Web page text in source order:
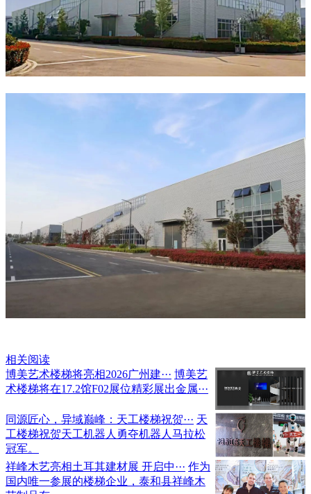
相关阅读
博美艺术楼梯将亮相2026广州建··· 博美艺
术楼梯将在17.2馆F02展位精彩展出金属···
同源匠心，异域巅峰：天工楼梯祝贺··· 天
工楼梯祝贺天工机器人勇夺机器人马拉松
冠军。
祥峰木艺亮相土耳其建材展 开启中··· 作为
国内唯一参展的楼梯企业，泰和县祥峰木